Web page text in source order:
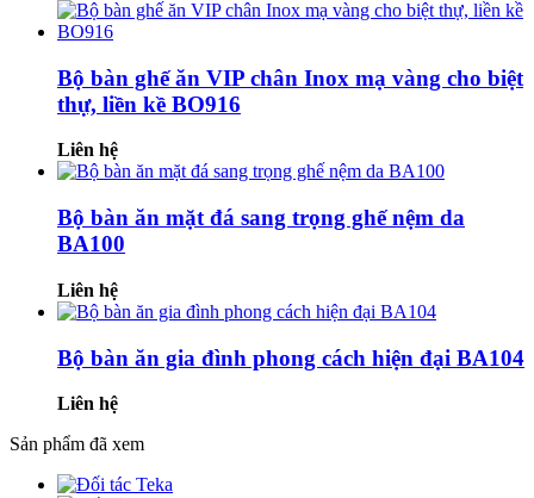
Bộ bàn ghế ăn VIP chân Inox mạ vàng cho biệt
thự, liền kề BO916
Liên hệ
Bộ bàn ăn mặt đá sang trọng ghế nệm da
BA100
Liên hệ
Bộ bàn ăn gia đình phong cách hiện đại BA104
Liên hệ
Sản phẩm đã xem